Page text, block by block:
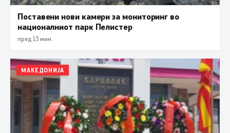
Поставени нови камери за мониторинг во
националниот парк Пелистер
пред 13 мин.
МАКЕДОНИЈА